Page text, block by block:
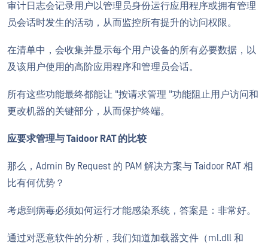
审计日志会记录用户以管理员身份运行应用程序或拥有管理
员会话时发生的活动，从而监控所有提升的访问权限。
在清单中，会收集并显示每个用户设备的所有必要数据，以
及该用户使用的高阶应用程序和管理员会话。
所有这些功能最终都能让 "按请求管理 "功能阻止用户访问和
更改机器的关键部分，从而保护终端。
应要求管理与 Taidoor RAT 的比较
那么，Admin By Request 的 PAM 解决方案与 Taidoor RAT 相
比有何优势？
考虑到病毒必须如何运行才能感染系统，答案是：非常好。
通过对恶意软件的分析，我们知道加载器文件（ml.dll 和